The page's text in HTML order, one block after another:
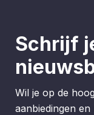
Schrijf
Wil je op de
aanbiedingen